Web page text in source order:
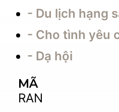
- Du lịch hạng
- Cho tình yêu
- Dạ hội
MÃ
RAN